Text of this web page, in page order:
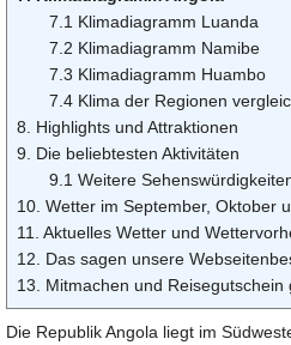
7.1 Klimadiagramm Luanda
7.2 Klimadiagramm Namibe
7.3 Klimadiagramm Huambo
7.4 Klima der Regionen
8. Highlights und Attraktionen
9. Die beliebtesten Aktivitäten
9.1 Weitere
10. Wetter im September, Oktober
11. Aktuelles Wetter und
12. Das sagen unsere
13. Mitmachen und Reisegutschein
Die Republik Angola liegt im